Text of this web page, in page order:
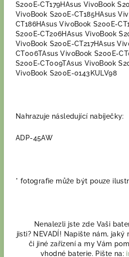
S200E-CT179HAsus VivoBook
VivoBook S200E-CT185HAsus
CT186HAsus VivoBook S200E-
S200E-CT206HAsus VivoBook
VivoBook S200E-CT217HAsus
CT006TAsus VivoBook S200E-
S200E-CT009TAsus VivoBook
VivoBook S200E-0143KULV98
Nahrazuje následující nabíječky:
ADP-45AW
* fotografie může být pouze
Nenalezli jste zde Vaši
jisti? NEVADÍ! Napište nám,
či jiné zařízení a my Vám
vhodné baterie. Pište na: